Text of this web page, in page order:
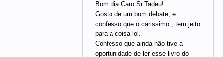
Bom dia Caro Sr.Tadeu!
Gosto de um bom debate, e
confesso que o carissimo , tem jeito
para a coisa lol.
Confesso que ainda não tive a
oportunidade de ler esse livro do